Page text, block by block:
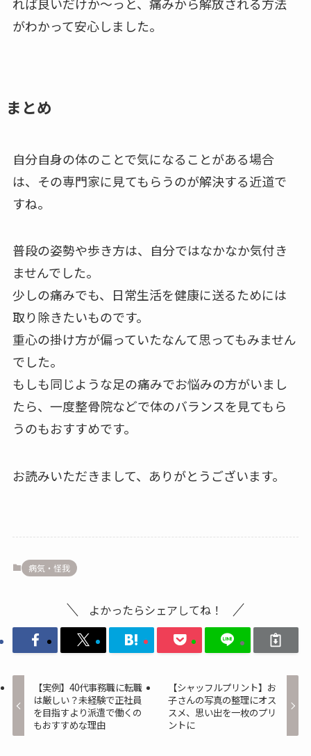
がわかって安心しました。
まとめ
自分自身の体のことで気になることがある場合
は、その専門家に見てもらうのが解決する近道で
すね。
普段の姿勢や歩き方は、自分ではなかなか気付き
ませんでした。
少しの痛みでも、日常生活を健康に送るためには
取り除きたいものです。
重心の掛け方が偏っていたなんて思ってもみません
でした。
もしも同じような足の痛みでお悩みの方がいまし
たら、一度整骨院などで体のバランスを見てもら
うのもおすすめです。
お読みいただきまして、ありがとうございます。
病気・怪我
よかったらシェアしてね！
【実例】40代事務職に転職
は厳しい？未経験で正社員
を目指すより派遣で働くの
もおすすめな理由
【シャッフルプリント】お
子さんの写真の整理にオス
スメ、思い出を一枚のプリ
ントに